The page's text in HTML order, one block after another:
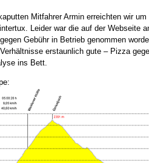
Mitfahrer Armin erreichten wir um
Leider war die auf der Webseite
Gebühr in Betrieb genommen
erstaunlich gute – Pizza
ins Bett.